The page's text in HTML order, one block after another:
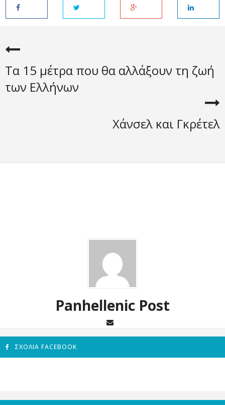
Τα 15 μέτρα που θα αλλάξουν τη ζωή
των Ελλήνων
Χάνσελ και Γκρέτελ
Panhellenic Post
ΣΧΌΛΙΑ FACEBOOK